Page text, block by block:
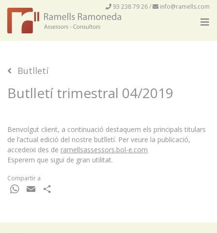
93 238 79 26/ info@ramells.com
Butlletí
Butlletí trimestral 04/2019
Benvolgut client, a continuació destaquem els principals titulars
de l’actual edició del nostre butlletí. Per veure la publicació,
accedeixi des de ramellsassessors.bol-e.com
Esperem que sigui de gran utilitat.
Compartir a
WhatsApp
Email